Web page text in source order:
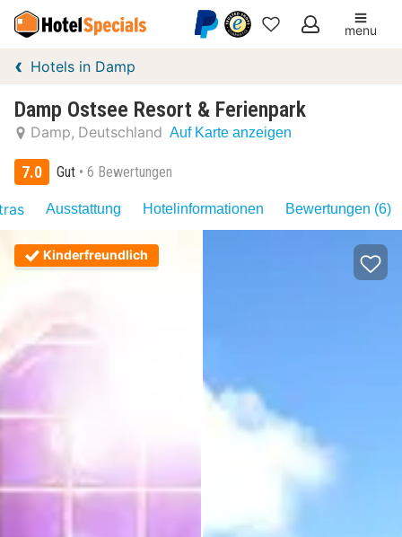
Meine
menu
Hotels in Damp
Damp Ostsee Resort & Ferienpark
Damp Deutschland Auf Karte anzeigen
7.0 Gut 6 Bewertungen
Ausstattung Hotelinformationen Bewertungen (6)
Kinderfreundlich